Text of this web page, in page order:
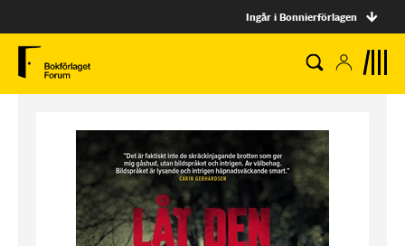
Ingår i Bonnierförlagen